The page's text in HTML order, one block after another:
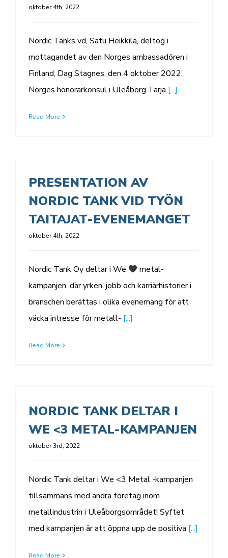
oktober 4th, 2022
Nordic Tanks vd, Satu Heikkilä, deltog i
mottagandet av den Norges ambassadören i
Finland, Dag Stagnes, den 4 oktober 2022.
Norges honorärkonsul i Uleåborg Tarja [...]
Read More
PRESENTATION AV
NORDIC TANK VID TYÖN
TAITAJAT-EVENEMANGET
oktober 4th, 2022
Nordic Tank Oy deltar i We
metal-
kampanjen, där yrken, jobb och karriärhistorier i
branschen berättas i olika evenemang för att
väcka intresse för metall- [...]
Read More
NORDIC TANK DELTAR I
WE <3 METAL-KAMPANJEN
oktober 3rd, 2022
Nordic Tank deltar i We <3 Metal -kampanjen
tillsammans med andra företag inom
metallindustrin i Uleåborgsområdet! Syftet
med kampanjen är att öppna upp de positiva [...]
Read More